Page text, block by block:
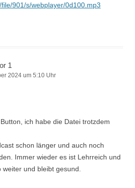
901/s/webplayer/0d100.mp3
1
2024 um 5:10 Uhr
ich habe die Datei trotzdem
schon länger und auch noch
Immer wieder es ist Lehrreich und
und bleibt gesund.